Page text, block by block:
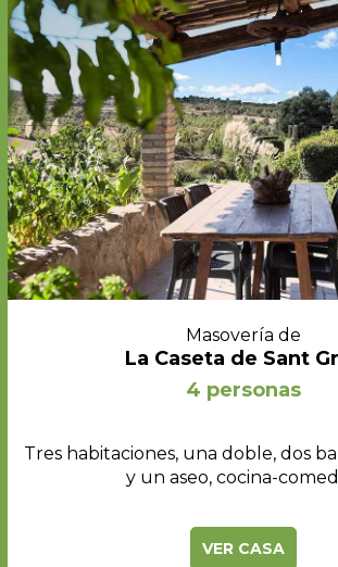
Masovería de
La Caseta de Sant
4 personas
Tres habitaciones, una doble, dos
y un aseo, cocina-
VER CASA